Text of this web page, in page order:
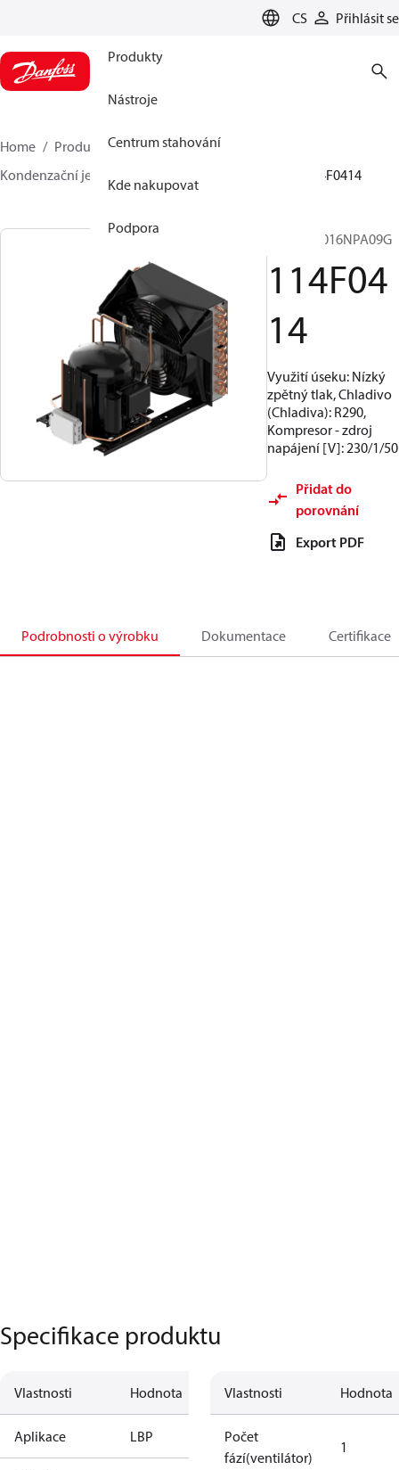
CS Přihlásit se
Produkty
Nástroje
Centrum stahování
Kde nakupovat
Podpora
Home Produkty
Climate Solutions pro chlazení
Kondenzační jednotky
114F0414
OP-LCNC016NPA09G
114F04
14
Využití úseku: Nízký
zpětný tlak, Chladivo
(Chladiva): R290,
Kompresor - zdroj
napájení [V]: 230/1/50
Přidat do
porovnání
Export PDF
Podrobnosti o výrobku Dokumentace Certifikace
Specifikace produktu
Vlastnosti Hodnota
Aplikace LBP
Vlastnosti Hodnota
Počet
fází(ventilátor)
1